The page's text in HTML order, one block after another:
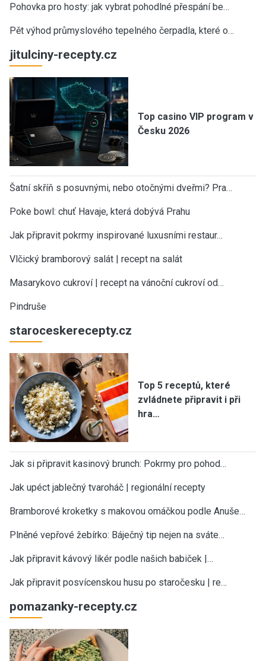
Pohovka pro hosty: jak vybrat pohodlné přespání be…
Pět výhod průmyslového tepelného čerpadla, které o…
jitulciny-recepty.cz
Top casino VIP program v
Česku 2026
Šatní skříň s posuvnými, nebo otočnými dveřmi? Pra…
Poke bowl: chuť Havaje, která dobývá Prahu
Jak připravit pokrmy inspirované luxusními restaur…
Vlčický bramborový salát | recept na salát
Masarykovo cukroví | recept na vánoční cukroví od…
Pindruše
staroceskerecepty.cz
Top 5 receptů, které
zvládnete připravit i při
hra…
Jak si připravit kasinový brunch: Pokrmy pro pohod…
Jak upéct jablečný tvaroháč | regionální recepty
Bramborové kroketky s makovou omáčkou podle Anuše…
Plněné vepřové žebírko: Báječný tip nejen na sváte…
Jak připravit kávový likér podle našich babiček |…
Jak připravit posvícenskou husu po staročesku | re…
pomazanky-recepty.cz